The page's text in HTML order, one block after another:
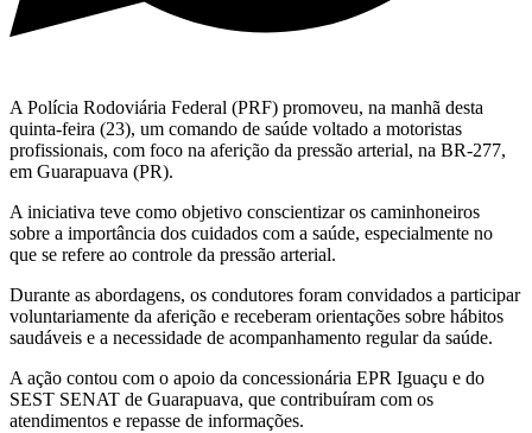
A Polícia Rodoviária Federal (PRF) promoveu, na manhã desta
quinta-feira (23), um comando de saúde voltado a motoristas
profissionais, com foco na aferição da pressão arterial, na BR-277,
em Guarapuava (PR).
A iniciativa teve como objetivo conscientizar os caminhoneiros
sobre a importância dos cuidados com a saúde, especialmente no
que se refere ao controle da pressão arterial.
Durante as abordagens, os condutores foram convidados a participar
voluntariamente da aferição e receberam orientações sobre hábitos
saudáveis e a necessidade de acompanhamento regular da saúde.
A ação contou com o apoio da concessionária EPR Iguaçu e do
SEST SENAT de Guarapuava, que contribuíram com os
atendimentos e repasse de informações.